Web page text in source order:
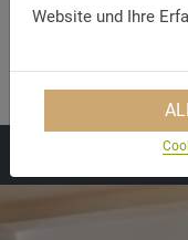
+49 (83 32) 79 67 7 0
Website und Ihre